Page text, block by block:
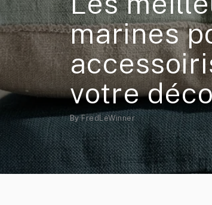
marines
votre
ByFredLeWinner